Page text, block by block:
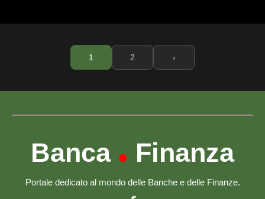
1 2 ›
Banca • Finanza
Portale dedicato al mondo delle Banche e delle Finanze.